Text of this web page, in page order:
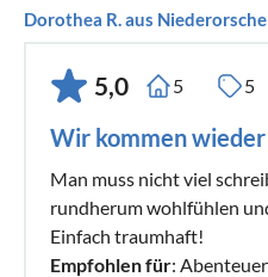
Dorothea R. aus
5,0 5 5
Wir kommen wieder
Man muss nicht viel
rundherum wohlfühlen
Einfach traumhaft!
Empfohlen für: